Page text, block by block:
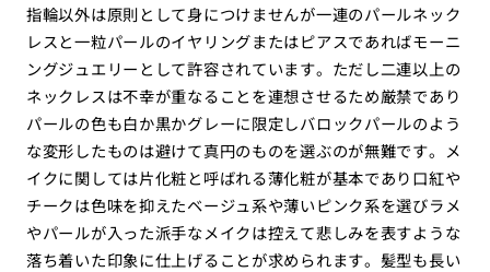
指輪以外は原則として身につけませんが一連のパールネック
レスと一粒パールのイヤリングまたはピアスであればモーニ
ングジュエリーとして許容されています。ただし二連以上の
ネックレスは不幸が重なることを連想させるため厳禁であり
パールの色も白か黒かグレーに限定しバロックパールのよう
な変形したものは避けて真円のものを選ぶのが無難です。メ
イクに関しては片化粧と呼ばれる薄化粧が基本であり口紅や
チークは色味を抑えたベージュ系や薄いピンク系を選びラメ
やパールが入った派手なメイクは控えて悲しみを表すような
落ち着いた印象に仕上げることが求められます。髪型も長い